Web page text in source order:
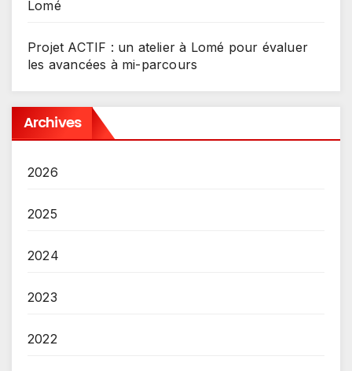
Lomé
Projet ACTIF : un atelier à Lomé pour évaluer
les avancées à mi-parcours
Archives
2026
2025
2024
2023
2022